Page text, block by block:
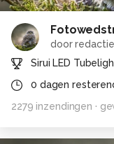
door
Sirui LED
0 dagen
2279 inzendingen ·